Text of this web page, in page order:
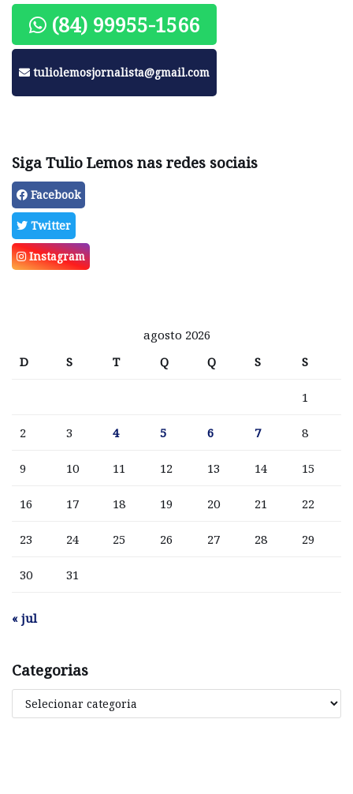
(84) 99955-1566
tuliolemosjornalista@gmail.com
Siga Tulio Lemos nas redes sociais
Facebook
Twitter
Instagram
agosto 2026
D
S T Q Q S S
1
2 3 4 5 6 7 8
9 10 11 12 13 14 15
16 17 18 19 20 21 22
23 24 25 26 27 28 29
30 31
« jul
Categorias